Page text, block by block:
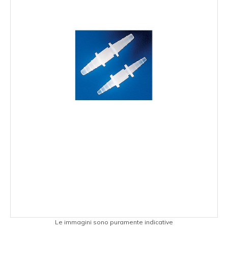
Le immagini sono puramente indicative